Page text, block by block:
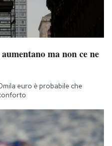
ma non ce ne
euro è probabile che